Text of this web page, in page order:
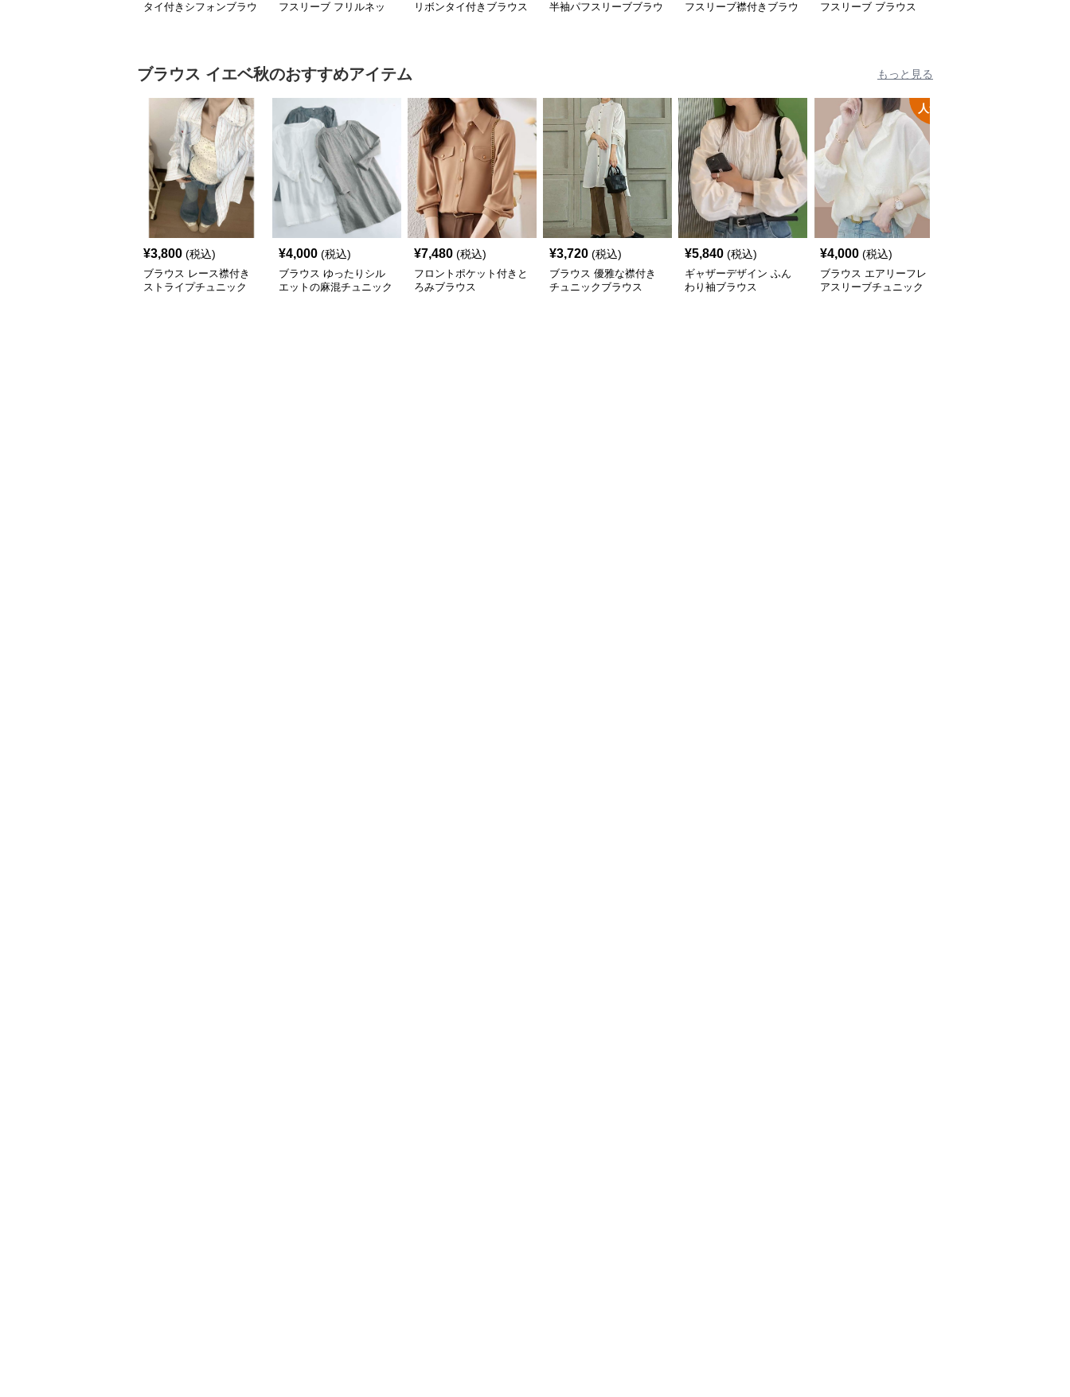
タイ付きシフォンブラウ
フスリーブ フリルネッ
リボンタイ付きブラウス
半袖パフスリーブブラウ
フスリーブ襟付きブラウ
フスリーブ ブラウス
ブラウス イエベ秋のおすすめアイテム もっと見る
¥3,800 (税込)
ブラウス レース襟付き
ストライプチュニック
¥4,000 (税込)
ブラウス ゆったりシル
エットの麻混チュニック
¥7,480 (税込)
フロントポケット付きと
ろみブラウス
¥3,720 (税込)
ブラウス 優雅な襟付き
チュニックブラウス
¥5,840 (税込)
ギャザーデザイン ふん
わり袖ブラウス
人気
¥4,000 (税込)
ブラウス エアリーフレ
アスリーブチュニック